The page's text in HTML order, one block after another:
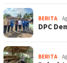
BERITA
DPC
BERITA